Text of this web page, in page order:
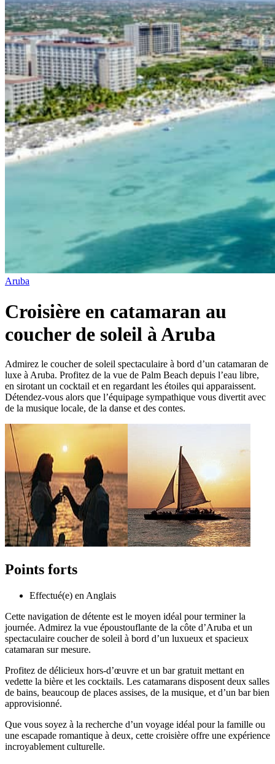
Aruba
Croisière en catamaran au
coucher de soleil à Aruba
Admirez le coucher de soleil spectaculaire à bord d’un catamaran de
luxe à Aruba. Profitez de la vue de Palm Beach depuis l’eau libre,
en sirotant un cocktail et en regardant les étoiles qui apparaissent.
Détendez-vous alors que l’équipage sympathique vous divertit avec
de la musique locale, de la danse et des contes.
Points forts
Effectué(e) en Anglais
Cette navigation de détente est le moyen idéal pour terminer la
journée. Admirez la vue époustouflante de la côte d’Aruba et un
spectaculaire coucher de soleil à bord d’un luxueux et spacieux
catamaran sur mesure.
Profitez de délicieux hors-d’œuvre et un bar gratuit mettant en
vedette la bière et les cocktails. Les catamarans disposent deux salles
de bains, beaucoup de places assises, de la musique, et d’un bar bien
approvisionné.
Que vous soyez à la recherche d’un voyage idéal pour la famille ou
une escapade romantique à deux, cette croisière offre une expérience
incroyablement culturelle.